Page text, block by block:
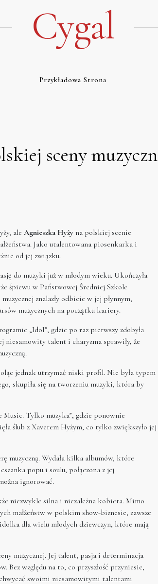
Cygal
Przykładowa Strona
sceny muzyczn
ale Agnieszka Hyży na polskiej scenie
Jako utalentowana piosenkarka i
od jej związku.
do muzyki już w młodym wieku. Ukończyła
śpiewu w Państwowej Średniej Szkole
znalazły odbicie w jej płynnym,
muzycznych na początku kariery.
„Idol”, gdzie po raz pierwszy zdobyła
niesamowity talent i charyzma sprawiły, że
jednak utrzymać niski profil. Nie była typem
skupiła się na tworzeniu muzyki, która by
Music. Tylko muzyka”, gdzie ponownie
ślub z Xaverem Hyżym, co tylko zwiększyło jej
muzyczną. Wydała kilka albumów, które
popu i soulu, połączona z jej
ignorować.
niezwykle silna i niezależna kobieta. Mimo
małżeństw w polskim show-biznesie, zawsze
dla wielu młodych dziewczyn, które mają
muzycznej. Jej talent, pasja i determinacja
Bez względu na to, co przyszłość przyniesie,
swoimi niesamowitymi talentami